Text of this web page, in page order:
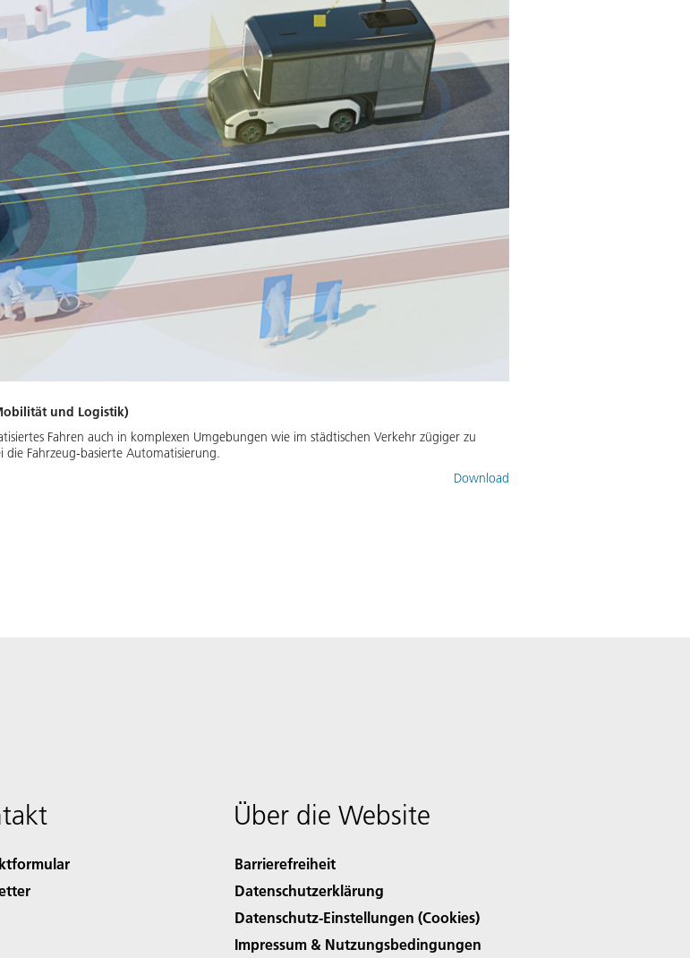
und Logistik)
Fahren auch in komplexen Umgebungen wie im städtischen Verkehr zügiger zu
Fahrzeug-basierte Automatisierung.
Download
Über die Website
Barrierefreiheit
Datenschutzerklärung
Datenschutz-Einstellungen (Cookies)
Impressum & Nutzungsbedingungen